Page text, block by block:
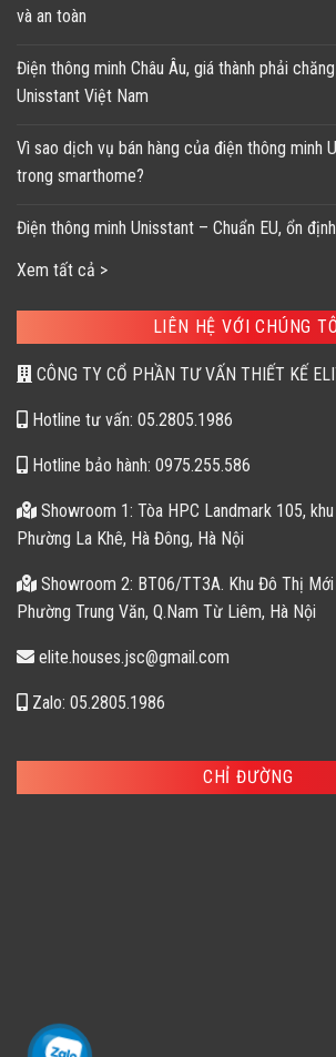
và an toàn
Điện thông minh Châu Âu, giá thành phải
Unisstant Việt Nam
Vì sao dịch vụ bán hàng của điện thông minh
trong smarthome?
Điện thông minh Unisstant – Chuẩn EU, ổn
Xem tất cả >
LIÊN HỆ VỚI CHÚNG TÔI
CÔNG TY CỔ PHẦN TƯ VẤN THIẾT KẾ
Hotline tư vấn: 05.2805.1986
Hotline bảo hành: 0975.255.586
Showroom 1: Tòa HPC Landmark 105,
Phường La Khê, Hà Đông, Hà Nội
Showroom 2: BT06/TT3A. Khu Đô Thị Mới
Phường Trung Văn, Q.Nam Từ Liêm, Hà Nội
elite.houses.jsc@gmail.com
Zalo: 05.2805.1986
CHỈ ĐƯỜNG